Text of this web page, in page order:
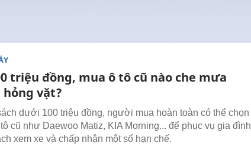
triệu đồng, mua ô tô cũ nào che mưa
vặt?
dưới 100 triệu đồng, người mua hoàn toàn có thể chọn
cũ như Daewoo Matiz, KIA Morning... để phục vụ gia đình
xem xe và chấp nhận một số hạn chế.